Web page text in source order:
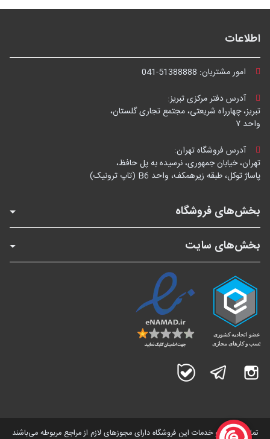
اطلاعات
امور مشتریان: 041-51388888
آدرس دفتر مرکزی تبریز:
تبریز، چهارراه شریعتی، مجتمع تجاری گلستان،
واحد ۷
آدرس فروشگاه تهران:
تهران، خیابان جمهوری، نرسیده به پل حافظ،
پاساژ توکل، طبقه زیرهمکف، واحد B6 (تاپ ترونیک)
بخش‌های فروشگاه
بخش‌های سایت
اینستاگرام تلگرام
تمامی کالاها و خدمات این فروشگاه دارای مجوز‌های لازم از مراجع مربوطه می‌باشند